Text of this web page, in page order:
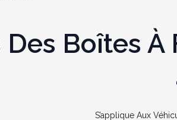
Boîtes
S’applique Aux